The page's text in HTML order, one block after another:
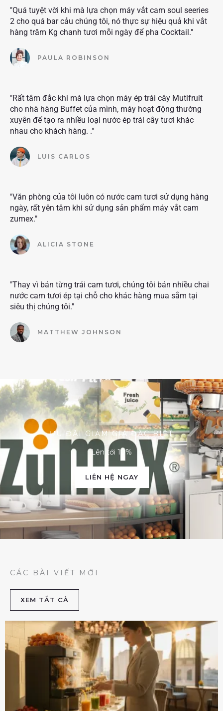
"Quá tuyệt vời khi mà lựa chọn máy vắt cam soul seeries
2 cho quá bar cảu chúng tôi, nó thực sự hiệu quả khi vắt
hàng trăm Kg chanh tươi mỗi ngày để pha Cocktail."
PAULA ROBINSON
"Rất tâm đắc khi mà lựa chọn máy ép trái cây Mutifruit
cho nhà hàng Buffet của mình, máy hoạt động thường
xuyên để tạo ra nhiều loại nước ép trái cây tươi khác
nhau cho khách hàng. ."
LUIS CARLOS
"Văn phòng của tôi luôn có nước cam tươi sử dụng hàng
ngày, rất yên tâm khi sử dụng sản phẩm máy vắt cam
zumex."
ALICIA STONE
"Thay vì bán từng trái cam tươi, chúng tôi bán nhiều chai
nước cam tươi ép tại chỗ cho khác hàng mua sắm tại
siêu thị chúng tôi."
MATTHEW JOHNSON
ƯU ĐÃI GIẢM GIÁ ĐẶC BIỆT
Lên tới 10%
LIÊN HỆ NGAY
CÁC BÀI VIẾT MỚI
XEM TẮT CẢ